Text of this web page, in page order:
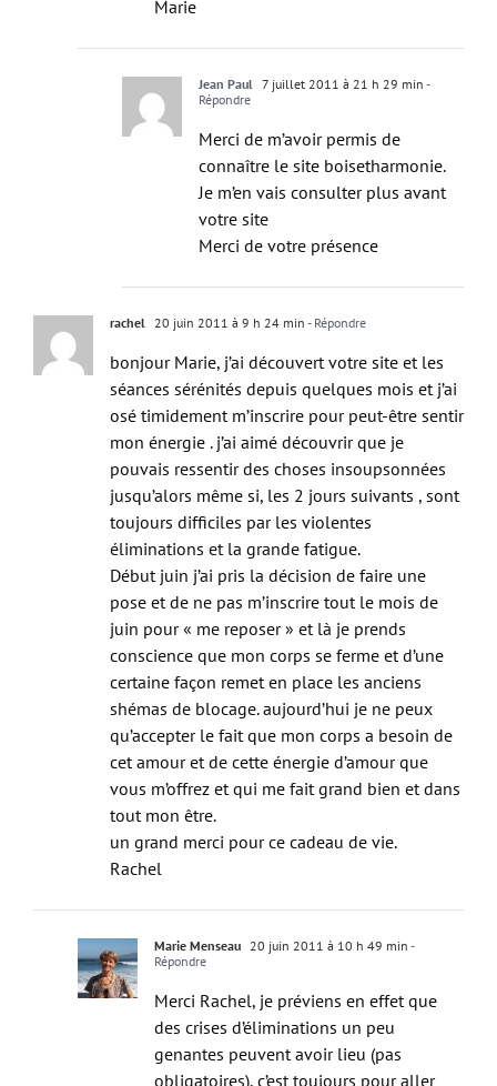
Répondre
connaître le site boisetharmonie.
Je m’en vais consulter plus avant
votre site
Merci de votre présence
séances sérénités depuis quelques mois et j’ai
osé timidement m’inscrire pour peut-être sentir
mon énergie . j’ai aimé découvrir que je
pouvais ressentir des choses insoupsonnées
jusqu’alors même si, les 2 jours suivants , sont
toujours difficiles par les violentes
éliminations et la grande fatigue.
Début juin j’ai pris la décision de faire une
pose et de ne pas m’inscrire tout le mois de
juin pour « me reposer » et là je prends
conscience que mon corps se ferme et d’une
certaine façon remet en place les anciens
shémas de blocage. aujourd’hui je ne peux
qu’accepter le fait que mon corps a besoin de
cet amour et de cette énergie d’amour que
vous m’offrez et qui me fait grand bien et dans
tout mon être.
un grand merci pour ce cadeau de vie.
Rachel
Répondre
des crises d’éliminations un peu
genantes peuvent avoir lieu (pas
obligatoires), c’est toujours pour aller